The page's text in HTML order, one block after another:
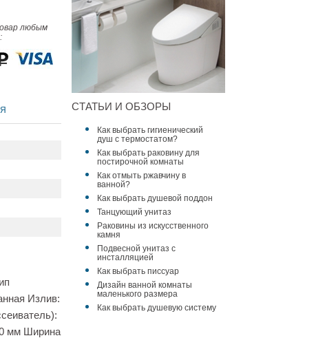
любым
Излив:
мм Ширина
СТАТЬИ И ОБЗОРЫ
Как выбрать гигиенический
душ с термостатом?
Как выбрать раковину для
постирочной комнаты
Как отмыть ржавчину в
ванной?
Как выбрать душевой поддон
Танцующий унитаз
Раковины из искусственного
камня
Подвесной унитаз с
инсталляцией
Как выбрать писсуар
Дизайн ванной комнаты
маленького размера
Как выбрать душевую систему